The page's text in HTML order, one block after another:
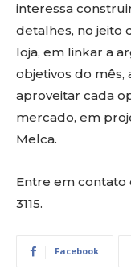
interessa
detalhes, no jeito
loja, em linkar a
objetivos do mês,
aproveitar cada
mercado, em
Melca.
Entre em contato
3115.
Facebook